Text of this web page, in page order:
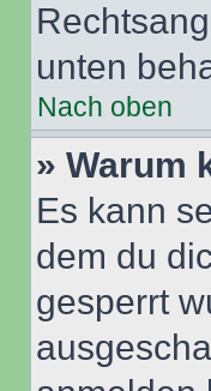
unten
Nach oben
» Warum
Es kann
dem du
gesperrt